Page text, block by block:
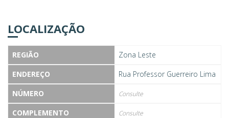
LOCALIZAÇÃO
REGIÃO
Zona Leste
ENDEREÇO
Rua Professor Guerreiro Lima
NÚMERO
Consulte
COMPLEMENTO Consulte